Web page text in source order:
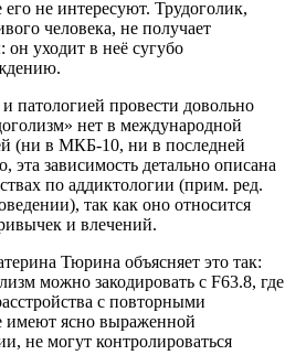
не интересуют. Трудоголик,
человека, не получает
он уходит в неё сугубо
патологией провести довольно
нет в международной
(ни в МКБ-10, ни в последней
зависимость детально описана
по аддиктологии (прим. ред.
так как оно относится
и влечений.
Тюрина объясняет это так:
можно закодировать с F63.8, где
с повторными
имеют ясно выраженной
не могут контролироваться